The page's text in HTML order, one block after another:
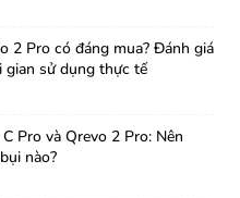
2 Pro có đáng mua? Đánh giá
gian sử dụng thực tế
Pro và Qrevo 2 Pro: Nên
nào?